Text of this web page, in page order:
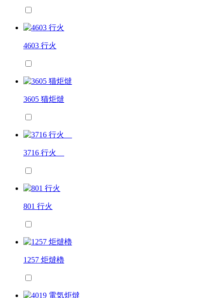
4603 行火
3605 猫炬燵
3716 行火
801 行火
1257 炬燵櫓